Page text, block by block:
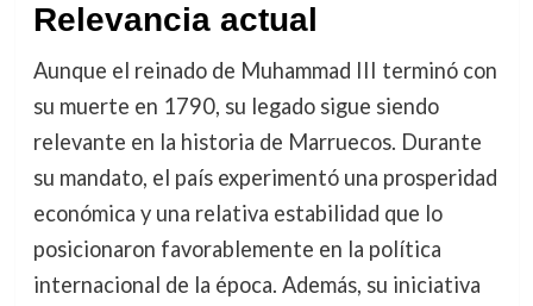
Relevancia actual
Aunque el reinado de Muhammad III terminó con
su muerte en 1790, su legado sigue siendo
relevante en la historia de Marruecos. Durante
su mandato, el país experimentó una prosperidad
económica y una relativa estabilidad que lo
posicionaron favorablemente en la política
internacional de la época. Además, su iniciativa